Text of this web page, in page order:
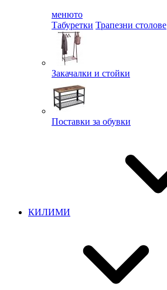
менюто
Табуретки Трапезни столове
Закачалки и стойки
Поставки за обувки
КИЛИМИ